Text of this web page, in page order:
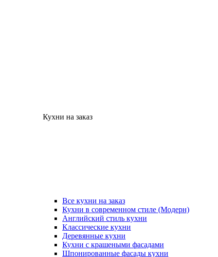
Кухни на заказ
Все кухни на заказ
Кухни в современном стиле (Модерн)
Английский стиль кухни
Классические кухни
Деревянные кухни
Кухни с крашеными фасадами
Шпонированные фасады кухни